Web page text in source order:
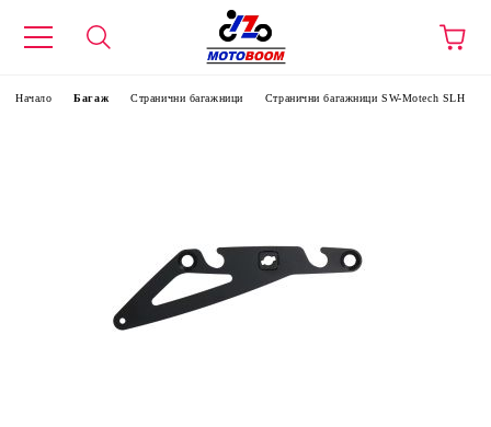
Начало Багаж Странични багажници Странични багажници SW-Motech SLH